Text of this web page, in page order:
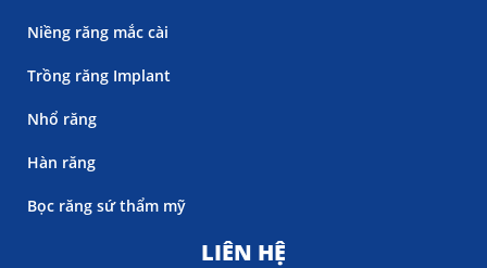
Niềng răng mắc cài
Trồng răng Implant
Nhổ răng
Hàn răng
Bọc răng sứ thẩm mỹ
LIÊN HỆ